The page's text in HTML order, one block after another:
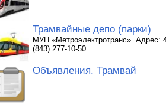
Трамвайные депо (парки)
МУП «Метроэлектротранс». Адрес:
(843) 277-10-50
Объявления. Трамвай